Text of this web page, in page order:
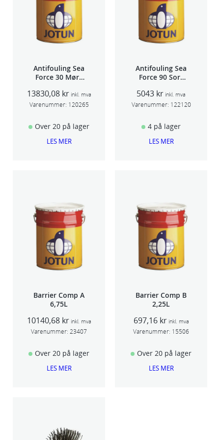
Antifouling Sea
Force 30 Mørk
13830,08 kr inkl. mva
Varenummer: 120265
Over 20 på lager
LES MER
Antifouling Sea
Force 90 Sort
5043 kr inkl. mva
Varenummer: 122120
4 på lager
LES MER
Barrier Comp A
6,75L
10140,68 kr inkl. mva
Varenummer: 23407
Over 20 på lager
LES MER
Barrier Comp B
2,25L
697,16 kr inkl. mva
Varenummer: 15506
Over 20 på lager
LES MER